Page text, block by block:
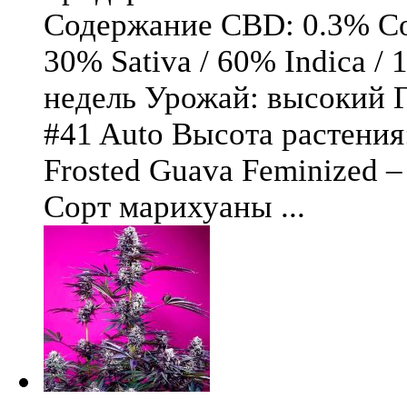
Содержание CBD: 0.3%
30% Sativa / 60% Indica /
недель Урожай: высокий
#41 Auto Высота
Frosted Guava Feminized
Сорт марихуаны ...